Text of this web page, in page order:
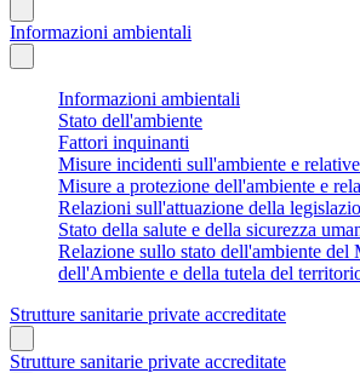
Informazioni ambientali
Informazioni ambientali
Stato dell'ambiente
Fattori inquinanti
Misure incidenti sull'ambiente e
Misure a protezione dell'ambiente e
Relazioni sull'attuazione della
Stato della salute e della sicurezza
Relazione sullo stato dell'ambiente del
dell'Ambiente e della tutela del
Strutture sanitarie private accreditate
Strutture sanitarie private accreditate